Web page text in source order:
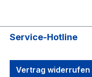
Service-Hotline
Vertrag widerrufen